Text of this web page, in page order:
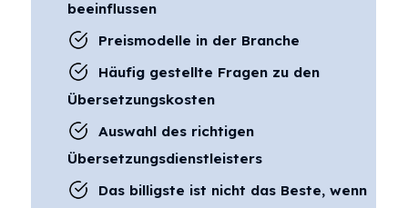
beeinflussen
Preismodelle in der Branche
Häufig gestellte Fragen zu den
Übersetzungskosten
Auswahl des richtigen
Übersetzungsdienstleisters
Das billigste ist nicht das Beste, wenn